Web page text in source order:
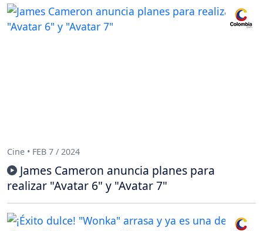
Cine • FEB 7 / 2024
James Cameron anuncia planes para
realizar "Avatar 6" y "Avatar 7"